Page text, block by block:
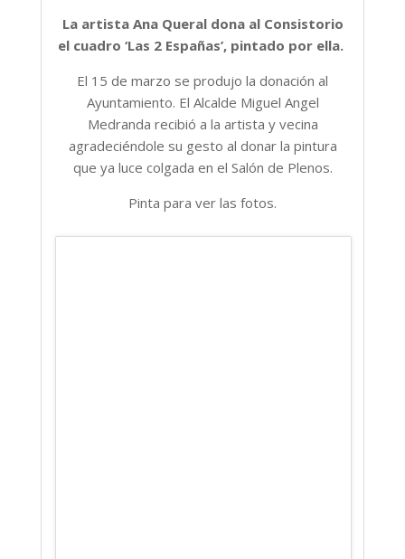
La artista Ana Queral dona al Consistorio
el cuadro ‘Las 2 Españas’, pintado por ella.
El 15 de marzo se produjo la donación al
Ayuntamiento. El Alcalde Miguel Angel
Medranda recibió a la artista y vecina
agradeciéndole su gesto al donar la pintura
que ya luce colgada en el Salón de Plenos.
Pinta para ver las fotos.